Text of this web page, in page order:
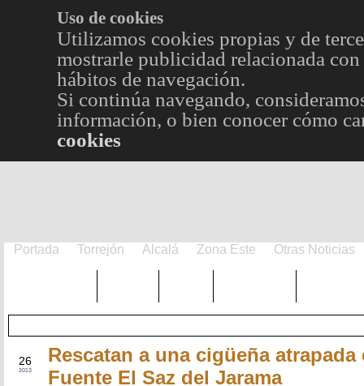
Uso de cookies
Utilizamos cookies propias y de
mostrarle publicidad relacionada
hábitos de navegación.
Si continúa navegando,
información, o bien conocer cómo
cookies
Portada Torrejón Alcalá Zona Este Otras Noticias
26
2013
Rescatan a una cigüeña atrapada
Fuente El Saz del Jarama